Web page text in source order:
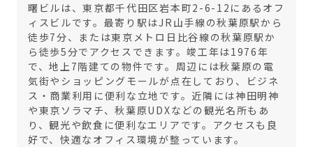
曙ビルは、東京都千代田区岩本町2-6-12にあるオフ
ィスビルです。最寄り駅はJR山手線の秋葉原駅から
徒歩7分、または東京メトロ日比谷線の秋葉原駅か
ら徒歩5分でアクセスできます。竣工年は1976年
で、地上7階建ての物件です。周辺には秋葉原の電
気街やショッピングモールが点在しており、ビジネ
ス・商業利用に便利な立地です。近隣には神田明神
や東京ソラマチ、秋葉原UDXなどの観光名所もあ
り、観光や飲食に便利なエリアです。アクセスも良
好で、快適なオフィス環境が整っています。